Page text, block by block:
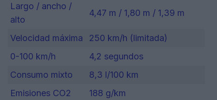
Largo / ancho /
alto
4,47 m / 1,80 m / 1,39 m
Velocidad máxima
250 km/h (limitada)
0-100 km/h
4,2 segundos
Consumo mixto
8,3 l/100 km
Emisiones CO2
188 g/km